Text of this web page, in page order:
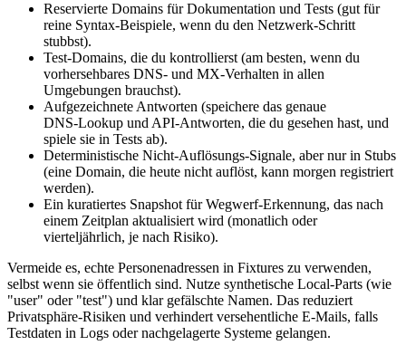
Reservierte Domains für Dokumentation und Tests (gut für
reine Syntax‑Beispiele, wenn du den Netzwerk‑Schritt
stubbst).
Test‑Domains, die du kontrollierst (am besten, wenn du
vorhersehbares DNS‑ und MX‑Verhalten in allen
Umgebungen brauchst).
Aufgezeichnete Antworten (speichere das genaue
DNS‑Lookup und API‑Antworten, die du gesehen hast, und
spiele sie in Tests ab).
Deterministische Nicht‑Auflösungs‑Signale, aber nur in Stubs
(eine Domain, die heute nicht auflöst, kann morgen registriert
werden).
Ein kuratiertes Snapshot für Wegwerf‑Erkennung, das nach
einem Zeitplan aktualisiert wird (monatlich oder
vierteljährlich, je nach Risiko).
Vermeide es, echte Personenadressen in Fixtures zu verwenden,
selbst wenn sie öffentlich sind. Nutze synthetische Local‑Parts (wie
"user" oder "test") und klar gefälschte Namen. Das reduziert
Privatsphäre‑Risiken und verhindert versehentliche E‑Mails, falls
Testdaten in Logs oder nachgelagerte Systeme gelangen.